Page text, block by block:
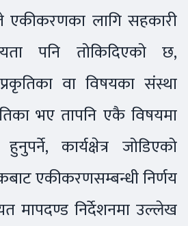
एकीकरणका लागि सहकारी
पनि तोकिदिएको छ,
वा विषयका संस्था
भए तापनि एकै विषयमा
कार्यक्षेत्र जोडिएको
एकीकरणसम्बन्धी निर्णय
मापदण्ड निर्देशनमा उल्लेख